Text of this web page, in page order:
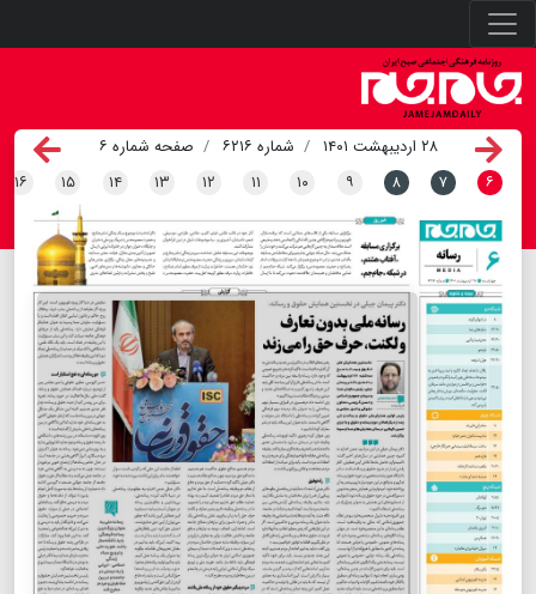
۲۸ اردیبهشت ۱۴۰۱ شماره ۶۲۱۶
صفحه شماره ۶
۶ ۷ ۸ ۹ ۱۰ ۱۱ ۱۲ ۱۳ ۱۴ ۱۵ ۱۶